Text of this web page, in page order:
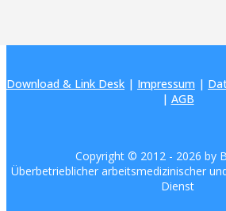
Download & Link Desk | Impressum |
| AGB
Copyright © 2012 - 2026 by
Überbetrieblicher arbeitsmedizinischer
Dienst